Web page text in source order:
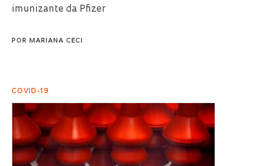
imunizante da Pfizer
POR MARIANA CECI
COVID-19